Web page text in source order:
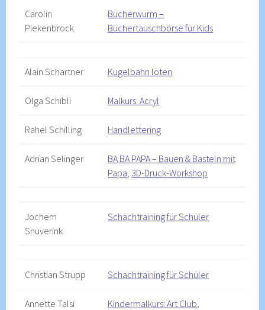
Carolin
Piekenbrock
Bücherwurm –
Büchertauschbörse für Kids
Alain Schartner Kugelbahn löten
Olga Schibli Malkurs: Acryl
Rahel Schilling Handlettering
Adrian Selinger
BA BA PAPA – Bauen & Basteln mit
Papa, 3D-Druck-Workshop
Jochem
Snuverink
Schachtraining für Schüler
Christian Strupp Schachtraining für Schüler
Annette Talsi Kindermalkurs: Art Club,